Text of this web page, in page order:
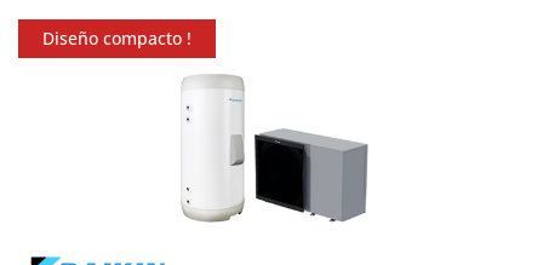
Diseño compacto !